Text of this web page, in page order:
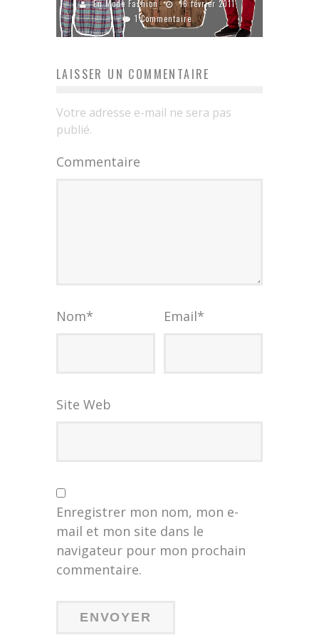
En Mode Fashion
16 février 2011
1 Commentaire
LAISSER UN COMMENTAIRE
Votre adresse e-mail ne sera pas
publié.
Commentaire
Nom* Email*
Site Web
Enregistrer mon nom, mon e-
mail et mon site dans le
navigateur pour mon prochain
commentaire.